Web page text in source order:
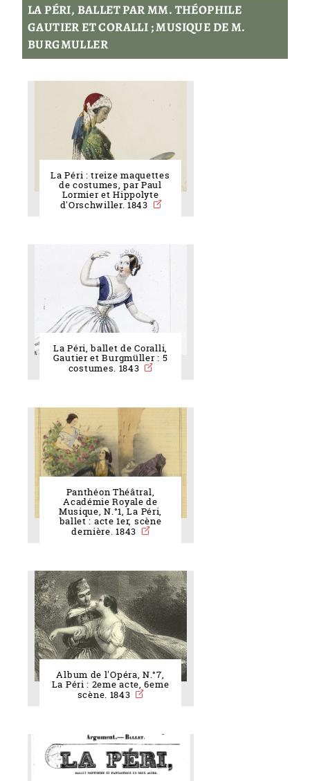
LA PÉRI, BALLET PAR MM. THÉOPHILE
GAUTIER ET CORALLI ; MUSIQUE DE M.
BURGMULLER
La Péri : treize maquettes
de costumes, par Paul
Lormier et Hippolyte
d'Orschwiller. 1843
La Péri, ballet de Coralli,
Gautier et Burgmüller : 5
costumes. 1843
Panthéon Théâtral,
Académie Royale de
Musique, N.°1, La Péri,
ballet : acte 1er, scène
dernière. 1843
Album de l'Opéra, N.°7,
La Péri : 2eme acte, 6eme
scène. 1843